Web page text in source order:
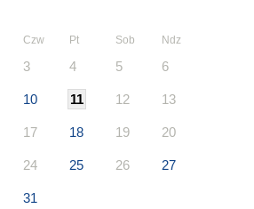
Czw Pt Sob Ndz
3 4 5 6
10 11 12 13
17 18 19 20
24 25 26 27
31